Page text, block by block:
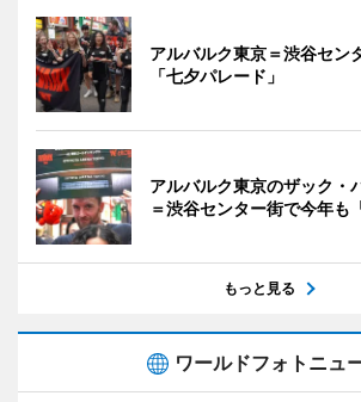
アルバルク東京＝渋谷セン
「七夕パレード」
アルバルク東京のザック・
＝渋谷センター街で今年も
もっと見る
ワールドフォトニュ